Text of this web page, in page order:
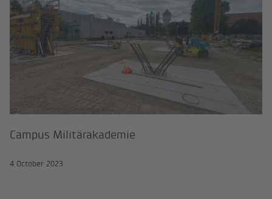
Campus Militärakademie
4 October 2023